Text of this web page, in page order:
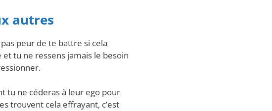
autres
peur de te battre si cela
tu ne ressens jamais le besoin
tu ne céderas à leur ego pour
trouvent cela effrayant, c’est